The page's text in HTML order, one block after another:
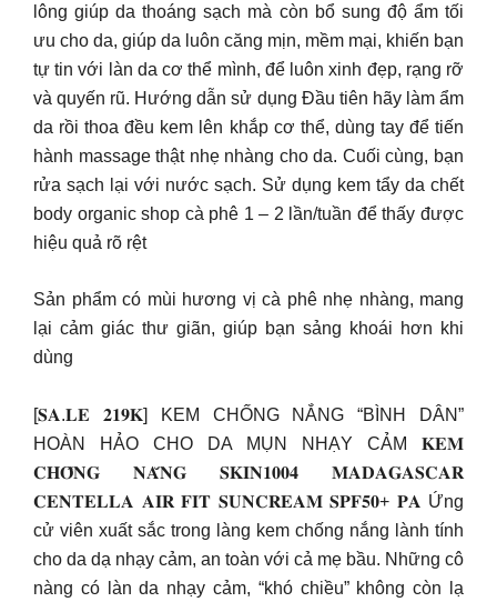
lông giúp da thoáng sạch mà còn bổ sung độ ẩm tối
ưu cho da, giúp da luôn căng mịn, mềm mại, khiến bạn
tự tin với làn da cơ thể mình, để luôn xinh đẹp, rạng rỡ
và quyến rũ. Hướng dẫn sử dụng Đầu tiên hãy làm ẩm
da rồi thoa đều kem lên khắp cơ thể, dùng tay để tiến
hành massage thật nhẹ nhàng cho da. Cuối cùng, bạn
rửa sạch lại với nước sạch. Sử dụng kem tẩy da chết
body organic shop cà phê 1 – 2 lần/tuần để thấy được
hiệu quả rõ rệt
Sản phẩm có mùi hương vị cà phê nhẹ nhàng, mang
lại cảm giác thư giãn, giúp bạn sảng khoái hơn khi
dùng
[𝐒𝐀.𝐋𝐄 𝟐𝟏𝟗𝐊] KEM CHỐNG NẮNG “BÌNH DÂN”
HOÀN HẢO CHO DA MỤN NHẠY CẢM 𝐊𝐄𝐌
𝐂𝐇𝐎̂́𝐍𝐆 𝐍𝐀̆́𝐍𝐆 𝐒𝐊𝐈𝐍𝟏𝟎𝟎𝟒 𝐌𝐀𝐃𝐀𝐆𝐀𝐒𝐂𝐀𝐑
𝐂𝐄𝐍𝐓𝐄𝐋𝐋𝐀 𝐀𝐈𝐑 𝐅𝐈𝐓 𝐒𝐔𝐍𝐂𝐑𝐄𝐀𝐌 𝐒𝐏𝐅𝟓𝟎+ 𝐏𝐀 Ứng
cử viên xuất sắc trong làng kem chống nắng lành tính
cho da dạ nhạy cảm, an toàn với cả mẹ bầu. Những cô
nàng có làn da nhạy cảm, “khó chiều” không còn lạ